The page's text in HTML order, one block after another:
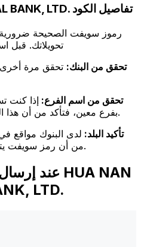
HUA NAN COMMERCIAL BANK, LTD. تفاصيل الكود
رموز سويفت الصحيحة
تحويلاتك. قبل
تحقق من البنك: تحقق مرة
تحقق من اسم الفرع: إذا كنت
بفرع معين، فتأكد من أن هذا الفرع يطابق فرع المستلم.
تأكيد البلد: لدى البنوك مواقع
من أن رمز سويفت يتوافق مع بلد البنك الوجهة.
LTD.